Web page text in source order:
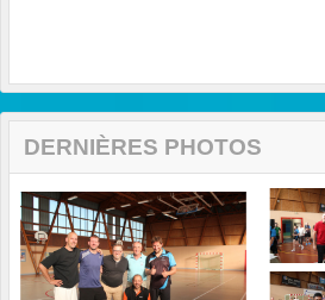
DERNIÈRES PHOTOS